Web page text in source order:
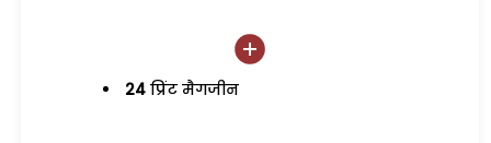
24 प्रिंट मैगजीन